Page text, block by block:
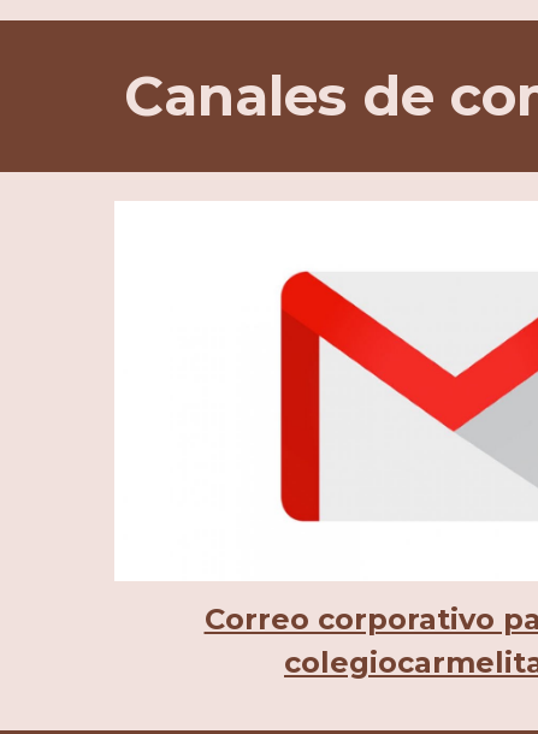
Canales de
Correo corporativo